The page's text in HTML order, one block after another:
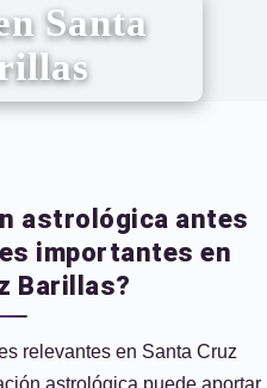
Santa
astrológica antes
importantes en
Barillas?
relevantes en Santa Cruz
astrológica puede aportar